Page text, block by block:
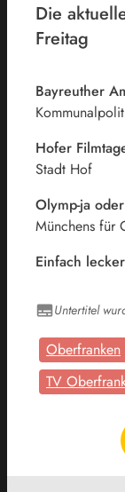
Die
Freitag
Bayreuther
Hofer
Stadt Hof
Olymp-ja
Münchens für
Einfach
Untertitel
Oberfranken
TV